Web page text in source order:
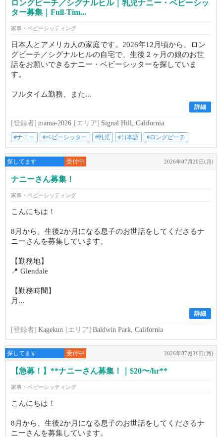
ロングビーチ／シグナルヒル｜乳児ナニー・ベビーシッ
ター募集｜Full-Tim...
家事・ベビーシッティング
日本人とアメリカ人の家庭です。2026年12月頃から、ロン
グビーチ／シグナルヒルの自宅で、生後２ヶ月の娘のお世
話をお願いできるナニー・ベビーシッターを探していま
す。
フルタイム勤務、また...
詳細
[登録者] mama-2026 [エリア] Signal Hill, California
#ナニー #ベビーシッター #乳児 #日本語 #ロングビーチ
探してます 受付中 2026年07月20日(月)
ナニーさん募集！
家事・ベビーシッティング
こんにちは！
8月から、生後2か月になる息子のお世話をしてくださるナ
ニーさんを募集しています。
【勤務地】
📍 Glendale
【勤務時間】
月...
詳細
[登録者] Kagekun [エリア] Baldwin Park, California
探してます 受付中 2026年07月20日(月)
【急募！】**ナニーさん募集！｜$20〜/hr**
家事・ベビーシッティング
こんにちは！
8月から、生後2か月になる息子のお世話をしてくださるナ
ニーさんを募集しています。